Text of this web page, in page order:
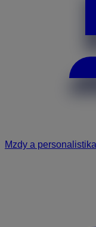
Mzdy a personalistika